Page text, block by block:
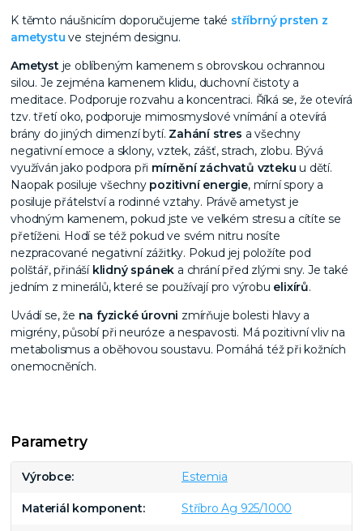
K těmto náušnicím doporučujeme také stříbrný prsten z
ametystu ve stejném designu.
Ametyst je oblíbeným kamenem s obrovskou ochrannou
silou. Je zejména kamenem klidu, duchovní čistoty a
meditace. Podporuje rozvahu a koncentraci. Říká se, že otevírá
tzv. třetí oko, podporuje mimosmyslové vnímání a otevírá
brány do jiných dimenzí bytí. Zahání stres a všechny
negativní emoce a sklony, vztek, zášť, strach, zlobu. Bývá
využíván jako podpora při mírnění záchvatů vzteku u dětí.
Naopak posiluje všechny pozitivní energie, mírní spory a
posiluje přátelství a rodinné vztahy. Právě ametyst je
vhodným kamenem, pokud jste ve velkém stresu a cítíte se
přetíženi. Hodí se též pokud ve svém nitru nosíte
nezpracované negativní zážitky. Pokud jej položíte pod
polštář, přináší klidný spánek a chrání před zlými sny. Je také
jedním z minerálů, které se používají pro výrobu elixírů.
Uvádí se, že na fyzické úrovni zmírňuje bolesti hlavy a
migrény, působí při neuróze a nespavosti. Má pozitivní vliv na
metabolismus a oběhovou soustavu. Pomáhá též při kožních
onemocněních.
Parametry
Výrobce Estemia
Materiál komponent Stříbro Ag 925/1000